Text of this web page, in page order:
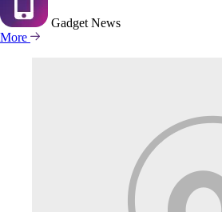
Gadget News
More